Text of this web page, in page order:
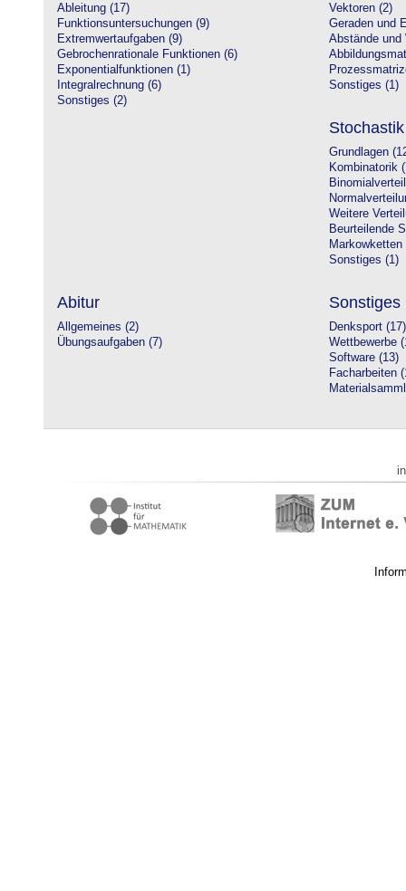
Ableitung (17)
Funktionsuntersuchungen (9)
Extremwertaufgaben (9)
Gebrochenrationale Funktionen (6)
Exponentialfunktionen (1)
Integralrechnung (6)
Sonstiges (2)
Vektoren (2)
Geraden und
Abstände und
Sonstiges (1)
Stochastik
Grundlagen
Kombinatorik
Weitere
Beurteilende
Markowketten
Sonstiges (1)
Abitur
Allgemeines (2)
Übungsaufgaben (7)
Sonstiges
Denksport (17)
Wettbewerbe
Software (13)
Facharbeiten